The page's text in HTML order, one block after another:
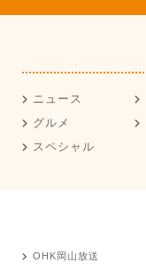
ニュース
グルメ
スペシャル
OHK岡山放送